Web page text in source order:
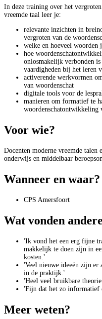
In deze training over het
vreemde taal leer je:
relevante inzichten in
vergroten van de
welke en hoeveel woorden
hoe
onlosmakelijk verbonden
vaardigheden bij het leren
activerende werkvormen
van woordenschat
digitale tools voor de
manieren om formatief te
woordenschatontwikkeling
Voor wie?
Docenten moderne vreemde talen
onderwijs en middelbaar
Wanneer en waar?
CPS Amersfoort
Wat vonden
'Ik vond het een erg fijne
makkelijk te doen zijn in
kosten.'
'Veel nieuwe ideeën zijn er
in de praktijk.'
'Heel veel bruikbare
'Fijn dat het zo informatief
Meer weten?